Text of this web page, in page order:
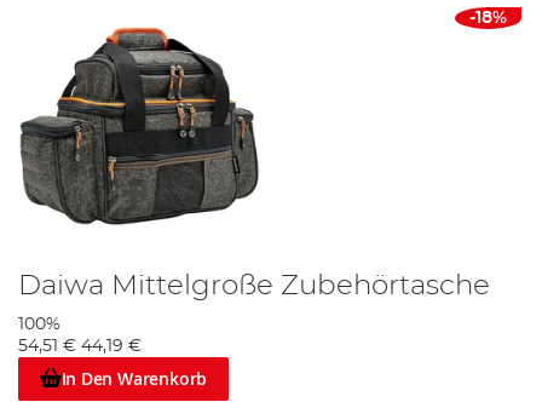
-18%
Daiwa Mittelgroße Zubehörtasche
100%
54,51 € 44,19 €
In Den Warenkorb